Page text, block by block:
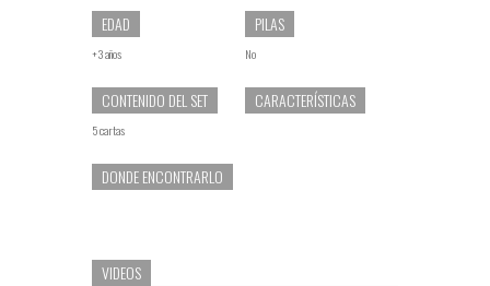
EDAD
+3 años
CONTENIDO DEL SET
5 cartas
DONDE ENCONTRARLO
PILAS
No
CARACTERÍSTICAS
VIDEOS